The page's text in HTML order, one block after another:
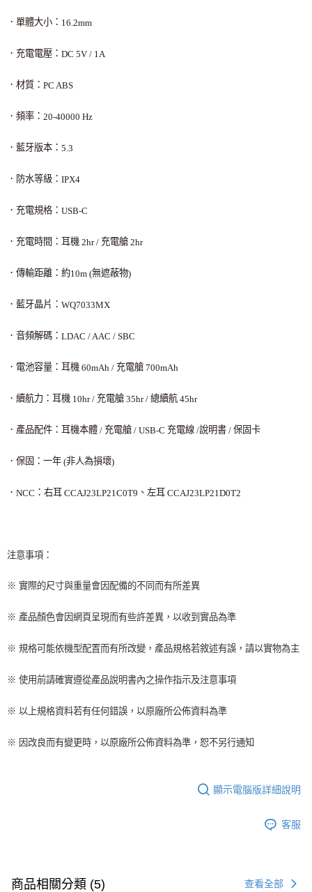
．單體大小： 16.2mm
．充電電壓： DC 5V / 1A
．材質： PC ABS
．頻率： 20-40000 Hz
．藍牙版本： 5.3
．防水等級： IPX4
．充電規格： USB-C
．充電時間：耳機 2hr / 充電艙 2hr
．傳輸距離：約10m (無遮蔽物)
．藍牙晶片： WQ7033MX
．音頻解碼： LDAC / AAC / SBC
．電池容量：耳機 60mAh / 充電艙 700mAh
．續航力：耳機 10hr / 充電艙 35hr / 總續航 45hr
．產品配件：耳機本體 / 充電艙 / USB-C 充電線 /說明書 / 保固卡
．保固：一年 (非人為損壞)
． NCC ：右耳 CCAJ23LP21C0T9 、左耳 CCAJ23LP21D0T2
注意事項：
※ 實際的尺寸與重量會因配備的不同而有所差異
※ 產品顏色會因網頁呈現而有些許差異，以收到實品為準
※ 規格可能依機型配置而有所改變，產品規格若敘述有誤，請以實物為主
※ 使用前請確實遵從產品說明書內之操作指示及注意事項
※ 以上規格資料若有任何錯誤，以原廠所公佈資料為準
※ 因改良而有變更時，以原廠所公佈資料為準，恕不另行通知
顯示電腦版詳細說明
客服
商品相關分類 (5) 查看全部